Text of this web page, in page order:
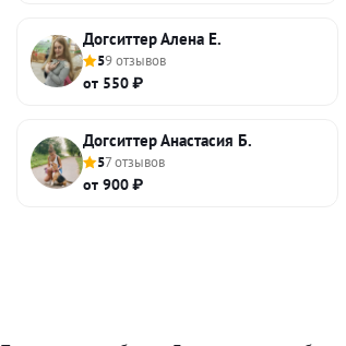
Догситтер Алена Е.
59 отзывов
от 550 ₽
Догситтер Анастасия Б.
57 отзывов
от 900 ₽